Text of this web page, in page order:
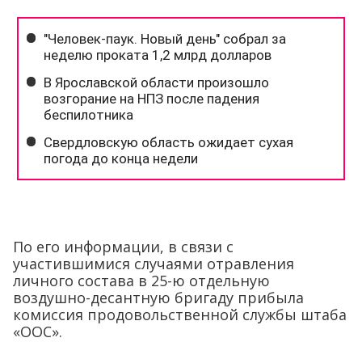
По его информации, в связи с
участившимися случаями отравления
личного состава в 25-ю отдельную
воздушно-десантную бригаду прибыла
комиссия продовольственной службы штаба
«ООС».